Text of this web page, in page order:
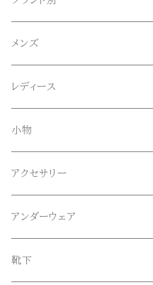
ACE SNKR(エーススニーカー)
Anapau,Seaing,ANAPAU UG
Blundstone(ブランドストーン)
CameOne(ケイムワン)
CANDY
collonil(コロニル)
メンズ
トップス
Tシャツ
ロンT
ボトムス
ロング
ショート
セットアップ
シューズ
シューズ
レディース
小物
帽子、マフラー、手袋
メガネ、サングラス
ベルト
アクセサリー
リング
ブレスレット、バングル
アンダーウェア
靴下